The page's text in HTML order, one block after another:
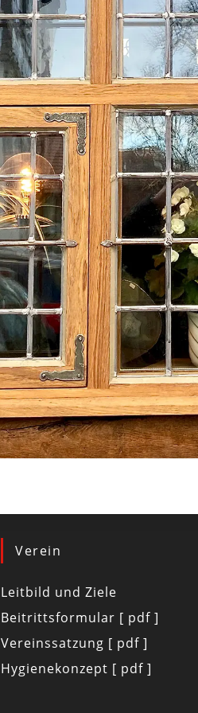
Verein
Leitbild und Ziele
Beitrittsformular [ pdf ]
Vereinssatzung [ pdf ]
Hygienekonzept [ pdf ]